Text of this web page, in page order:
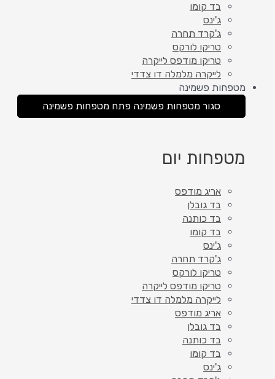
בד קומו
ג'ינס
ג'קרד תחרה
טריקו לורקס
טריקו מודפס לייקרה
לייקרה מלמלה דו צדדי
מטפחות פשמינה
סגור מטפחות פשמינה פתח מטפחות פשמינה
מטפחות יום
אריג מודפס
בד גובלן
בד כותנה
בד קומו
ג'ינס
ג'קרד תחרה
טריקו לורקס
טריקו מודפס לייקרה
לייקרה מלמלה דו צדדי
אריג מודפס
בד גובלן
בד כותנה
בד קומו
ג'ינס